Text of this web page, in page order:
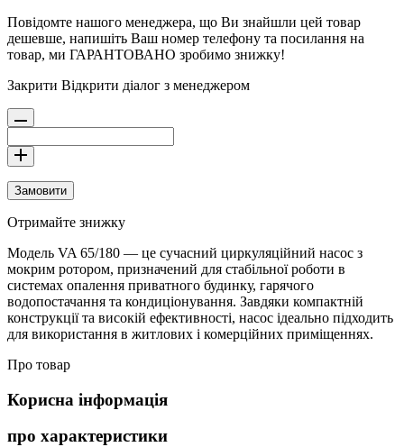
Повідомте нашого менеджера, що Ви знайшли цей товар
дешевше, напишіть Ваш номер телефону та посилання на
товар, ми ГАРАНТОВАНО зробимо знижку!
Закрити Відкрити діалог з менеджером
Замовити
Отримайте знижку
Модель VA 65/180 — це сучасний циркуляційний насос з
мокрим ротором, призначений для стабільної роботи в
системах опалення приватного будинку, гарячого
водопостачання та кондиціонування. Завдяки компактній
конструкції та високій ефективності, насос ідеально підходить
для використання в житлових і комерційних приміщеннях.
Про товар
Корисна інформація
про характеристики